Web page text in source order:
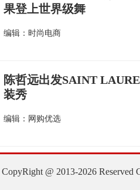
果登上世界级舞
编辑：时尚电商
陈哲远出发SAINT
装秀
编辑：网购优选
CopyRight @ 2013-2026